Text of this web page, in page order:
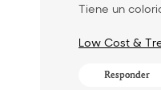
Tiene un
Low Cost &
Responder